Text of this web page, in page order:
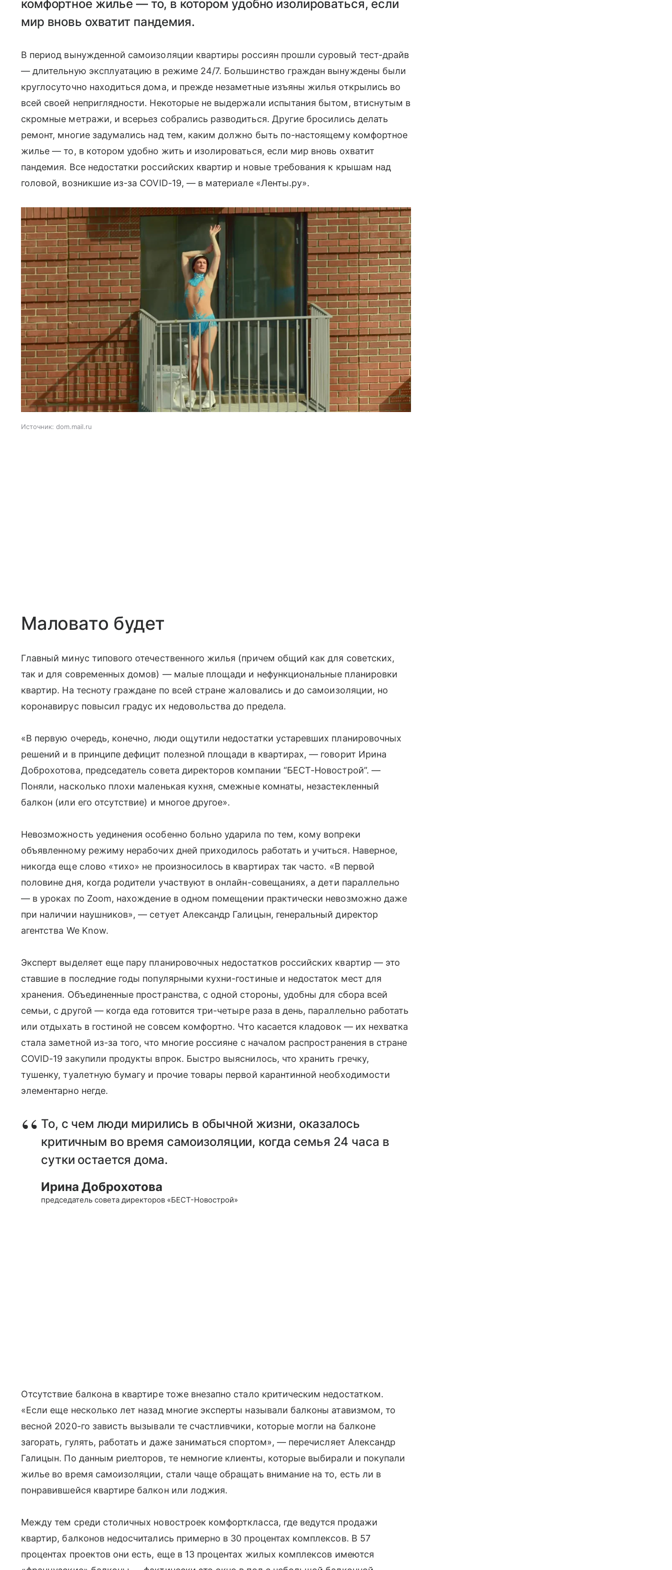
комфортное жилье — то, в котором удобно изолироваться, если
мир вновь охватит пандемия.
В период вынужденной самоизоляции квартиры россиян прошли суровый тест-драйв
— длительную эксплуатацию в режиме 24/7. Большинство граждан вынуждены были
круглосуточно находиться дома, и прежде незаметные изъяны жилья открылись во
всей своей неприглядности. Некоторые не выдержали испытания бытом, втиснутым в
скромные метражи, и всерьез собрались разводиться. Другие бросились делать
ремонт, многие задумались над тем, каким должно быть по-настоящему комфортное
жилье — то, в котором удобно жить и изолироваться, если мир вновь охватит
пандемия. Все недостатки российских квартир и новые требования к крышам над
головой, возникшие из-за COVID-19, — в материале «Ленты.ру».
Источник: dom.mail.ru
Маловато будет
Главный минус типового отечественного жилья (причем общий как для советских,
так и для современных домов) — малые площади и нефункциональные планировки
квартир. На тесноту граждане по всей стране жаловались и до самоизоляции, но
коронавирус повысил градус их недовольства до предела.
«В первую очередь, конечно, люди ощутили недостатки устаревших планировочных
решений и в принципе дефицит полезной площади в квартирах, — говорит Ирина
Доброхотова, председатель совета директоров компании “БЕСТ-Новострой”. —
Поняли, насколько плохи маленькая кухня, смежные комнаты, незастекленный
балкон (или его отсутствие) и многое другое».
Невозможность уединения особенно больно ударила по тем, кому вопреки
объявленному режиму нерабочих дней приходилось работать и учиться. Наверное,
никогда еще слово «тихо» не произносилось в квартирах так часто. «В первой
половине дня, когда родители участвуют в онлайн-совещаниях, а дети параллельно
— в уроках по Zoom, нахождение в одном помещении практически невозможно даже
при наличии наушников», — сетует Александр Галицын, генеральный директор
агентства We Know.
Эксперт выделяет еще пару планировочных недостатков российских квартир — это
ставшие в последние годы популярными кухни-гостиные и недостаток мест для
хранения. Объединенные пространства, с одной стороны, удобны для сбора всей
семьи, с другой — когда еда готовится три-четыре раза в день, параллельно работать
или отдыхать в гостиной не совсем комфортно. Что касается кладовок — их нехватка
стала заметной из-за того, что многие россияне с началом распространения в стране
COVID-19 закупили продукты впрок. Быстро выяснилось, что хранить гречку,
тушенку, туалетную бумагу и прочие товары первой карантинной необходимости
элементарно негде.
То, с чем люди мирились в обычной жизни, оказалось
критичным во время самоизоляции, когда семья 24 часа в
сутки остается дома.
Ирина Доброхотова
председатель совета директоров «БЕСТ-Новострой»
Отсутствие балкона в квартире тоже внезапно стало критическим недостатком.
«Если еще несколько лет назад многие эксперты называли балконы атавизмом, то
весной 2020-го зависть вызывали те счастливчики, которые могли на балконе
загорать, гулять, работать и даже заниматься спортом», — перечисляет Александр
Галицын. По данным риелторов, те немногие клиенты, которые выбирали и покупали
жилье во время самоизоляции, стали чаще обращать внимание на то, есть ли в
понравившейся квартире балкон или лоджия.
Между тем среди столичных новостроек комфорткласса, где ведутся продажи
квартир, балконов недосчитались примерно в 30 процентах комплексов. В 57
процентах проектов они есть, еще в 13 процентах жилых комплексов имеются